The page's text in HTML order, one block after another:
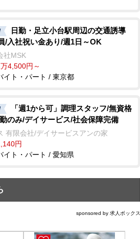
日勤・足立小台駅周辺の交通誘導
/入社祝い金あり/週1日～OK
社MSK
4,500円～
イト・パート / 東京都
「週1から可」調理スタッフ/無資格
のみ/デイサービス/社会保障完備
有限会社/デイサービスアンの家
円
イト・パート / 愛知県
sponsored by 求人ボックス